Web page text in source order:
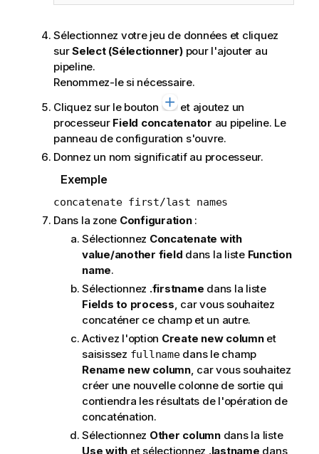
Sélectionnez votre jeu de données et cliquez
surSelect (Sélectionner)pour l'ajouter au
pipeline.
Renommez-le si nécessaire.
Cliquez sur le bouton
et ajoutez un
processeur Field concatenator au pipeline. Le
panneau de configuration s'ouvre.
Donnez un nom significatif au processeur.
Exemple
concatenate first/last names
Dans la zone Configuration:
Sélectionnez Concatenate with
value/another field dans la liste Function
name.
Sélectionnez .firstname dans la liste
Fields to process , car vous souhaitez
concaténer ce champ et un autre.
Activez l'option Create new columnet
saisissez fullnamedans le champ
Rename new column, car vous souhaitez
créer une nouvelle colonne de sortie qui
contiendra les résultats de l'opération de
concaténation.
Sélectionnez Other columndans la liste
Use with et sélectionnez .lastname dans